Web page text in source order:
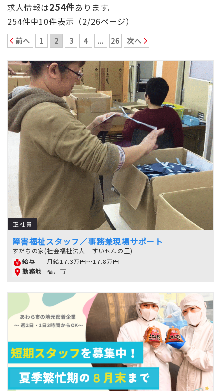
求人情報は254件あります。
254件中10件表示（2/26ページ）
前へ 1 2 3 4 ... 26 次へ
正社員
障害福祉スタッフ／事務兼現場サポート
すだちの家(社会福祉法人 すいせんの里)
給与
月給17.3万円～17.8万円
勤務地
福井市